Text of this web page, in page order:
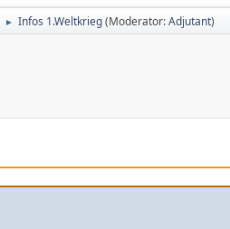
► Infos 1.Weltkrieg(Moderator:Adjutant)